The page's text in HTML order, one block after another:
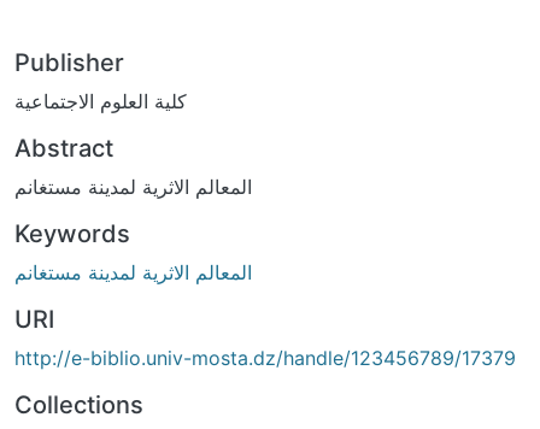
Publisher
كلية العلوم الاجتماعية
Abstract
المعالم الاثرية لمدينة مستغانم
Keywords
المعالم الاثرية لمدينة مستغانم
URI
http://e-biblio.univ-mosta.dz/handle/123456789/17379
Collections